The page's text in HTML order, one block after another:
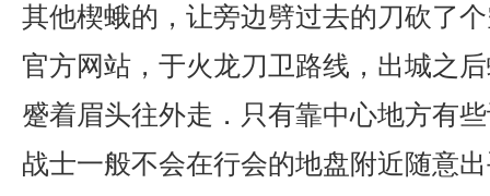
其他楔蛾的，让旁边劈过去的刀砍了
官方网站，于火龙刀卫路线，出城之
蹙着眉头往外走．只有靠中心地方有
战士一般不会在行会的地盘附近随意